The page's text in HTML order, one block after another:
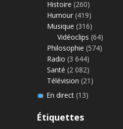
Histoire (260)
Humour (419)
Musique (316)
Vidéoclips (64)
Philosophie (574)
Radio (3 644)
Santé (2 082)
Télévision (21)
En direct(13)
Étiquettes